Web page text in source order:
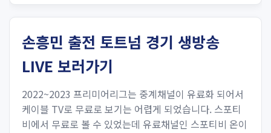
손흥민 출전 토트넘 경기 생방송
LIVE 보러가기
2022~2023 프리미어리그는 중계채널이 유료화 되어서
케이블 TV로 무료로 보기는 어렵게 되었습니다. 스포티
비에서 무료로 볼 수 있었는데 유료채널인 스포티비 온이